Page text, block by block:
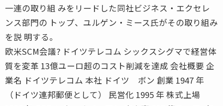
一連の取り組 みをリードした同社ビジネス・エクセレ
ンス部門の トップ、ユルゲン・ミース氏がその取り組み
を説 明する。
欧米SCM会議? ドイツテレコム シックスシグマで経営体
質を変革 13億ユーロ超のコスト削減を達成 会社概要 企
業名 ドイツテレコム 本社 ドイツ ボン 創業 1947 年
（ドイツ連邦郵便として） 民営化 1995 年 株式上場